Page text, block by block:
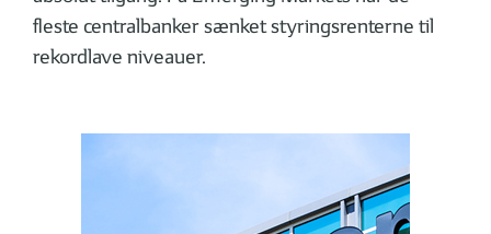
fleste centralbanker sænket styringsrenterne til
rekordlave niveauer.